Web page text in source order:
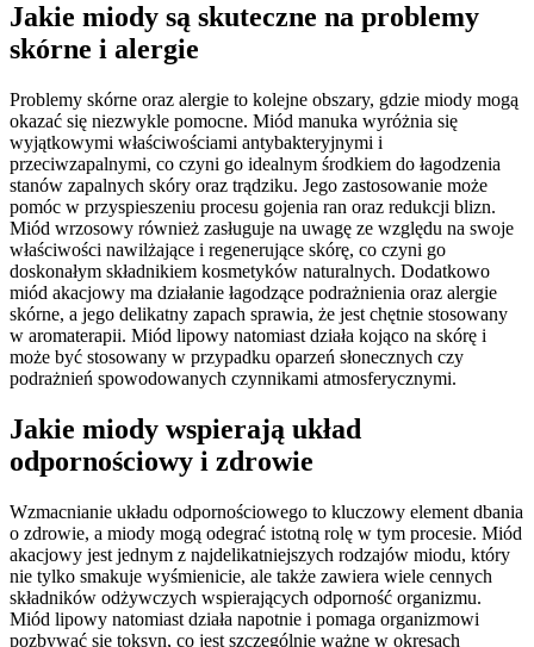
Jakie miody są skuteczne na problemy
skórne i alergie
Problemy skórne oraz alergie to kolejne obszary, gdzie miody mogą
okazać się niezwykle pomocne. Miód manuka wyróżnia się
wyjątkowymi właściwościami antybakteryjnymi i
przeciwzapalnymi, co czyni go idealnym środkiem do łagodzenia
stanów zapalnych skóry oraz trądziku. Jego zastosowanie może
pomóc w przyspieszeniu procesu gojenia ran oraz redukcji blizn.
Miód wrzosowy również zasługuje na uwagę ze względu na swoje
właściwości nawilżające i regenerujące skórę, co czyni go
doskonałym składnikiem kosmetyków naturalnych. Dodatkowo
miód akacjowy ma działanie łagodzące podrażnienia oraz alergie
skórne, a jego delikatny zapach sprawia, że jest chętnie stosowany
w aromaterapii. Miód lipowy natomiast działa kojąco na skórę i
może być stosowany w przypadku oparzeń słonecznych czy
podrażnień spowodowanych czynnikami atmosferycznymi.
Jakie miody wspierają układ
odpornościowy i zdrowie
Wzmacnianie układu odpornościowego to kluczowy element dbania
o zdrowie, a miody mogą odegrać istotną rolę w tym procesie. Miód
akacjowy jest jednym z najdelikatniejszych rodzajów miodu, który
nie tylko smakuje wyśmienicie, ale także zawiera wiele cennych
składników odżywczych wspierających odporność organizmu.
Miód lipowy natomiast działa napotnie i pomaga organizmowi
pozbywać się toksyn, co jest szczególnie ważne w okresach